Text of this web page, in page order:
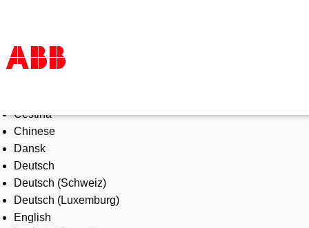
Products & Solutions
Industries
Services
About us
Where to buy
Contact us
Careers
Čeština
Chinese
Dansk
Deutsch
Deutsch (Schweiz)
Deutsch (Luxemburg)
English